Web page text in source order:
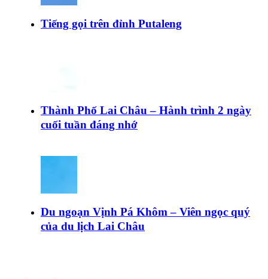
Tiếng gọi trên đỉnh Putaleng
Thành Phố Lai Châu – Hành trình 2 ngày
cuối tuần đáng nhớ
Du ngoạn Vịnh Pá Khôm – Viên ngọc quý
của du lịch Lai Châu